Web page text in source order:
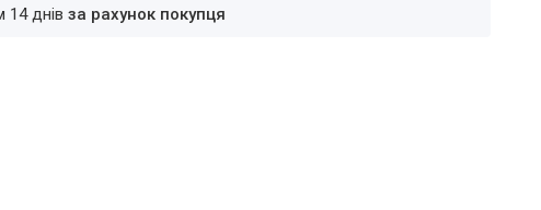
14 днівза рахунок покупця